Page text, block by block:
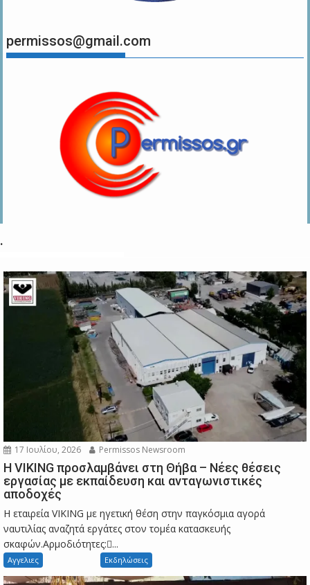
permissos@gmail.com
.
17 Ιουλίου, 2026 Permissos Newsroom
Η VIKING προσλαμβάνει στη Θήβα – Νέες θέσεις
εργασίας με εκπαίδευση και ανταγωνιστικές
αποδοχές
Η εταιρεία VIKING με ηγετική θέση στην παγκόσμια αγορά
ναυτιλίας αναζητά εργάτες στον τομέα κατασκευής
σκαφών.Αρμοδιότητες:...
Αγγελιες Εκδηλώσεις